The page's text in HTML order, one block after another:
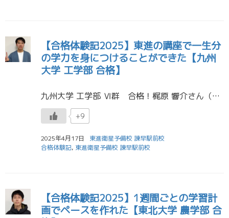
【合格体験記2025】東進の講座で一生分
の学力を身につけることができた【九州
大学 工学部 合格】
九州大学 工学部 Ⅵ群 合格！梶原 響介さん（諫早高校） 受験期は、勉強で新たな知識を得て、得点力を上げることと共に睡眠時間の調整を主とした生活習慣の改善に力を入れていました。その改善によって、普段の勉強の質を上げること […]
+9
2025年4月17日
東進衛星予備校 諫早駅前校
合格体験記, 東進衛星予備校 諫早駅前校
【合格体験記2025】1週間ごとの学習計
画でペースを作れた【東北大学 農学部 合